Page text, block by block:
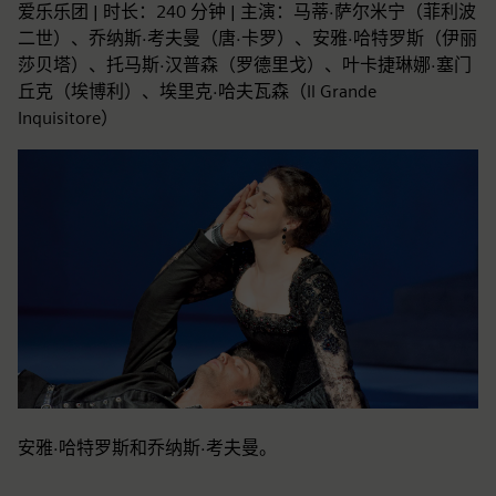
爱乐乐团 | 时长：240 分钟 | 主演：马蒂·萨尔米宁（菲利波
二世）、乔纳斯·考夫曼（唐·卡罗）、安雅·哈特罗斯（伊丽
莎贝塔）、托马斯·汉普森（罗德里戈）、叶卡捷琳娜·塞门
丘克（埃博利）、埃里克·哈夫瓦森（Il Grande
Inquisitore）
安雅·哈特罗斯和乔纳斯·考夫曼。